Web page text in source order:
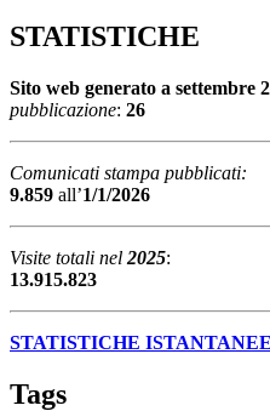
STATISTICHE
Sito web generato a
pubblicazione: 26
Comunicati stampa pubblicati:
9.859 all’1/1/2026
Visite totali nel 2025:
13.915.823
STATISTICHE ISTANTANEE
Tags